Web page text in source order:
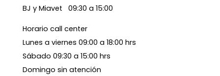
BJ y Miavet 09:30 a 15:00
Horario call center
Lunes a viernes 09:00 a 18:00 hrs
Sábado 09:30 a 15:00 hrs
Domingo sin atención